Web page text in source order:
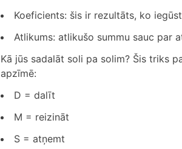
Koeficients: šis ir rezultāts, ko
Atlikums: atlikušo summu sauc par
Kā jūs sadalāt soli pa solim? Šis triks
apzīmē:
D = dalīt
M = reizināt
S = atņemt